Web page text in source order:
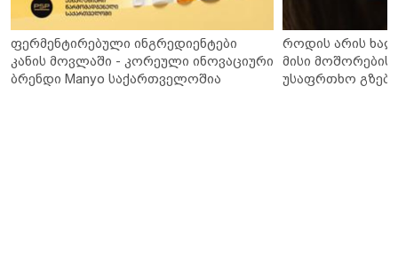
ფერმენტირებული ინგრედიენტები
კანის მოვლაში - კორეული ინოვაციური
ბრენდი Manyo საქართველოშია
როდის არის
მისი მოშორების
უსაფრთხო გზები